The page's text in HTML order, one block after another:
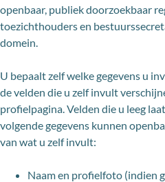
openbaar, publiek doorzoekbaar
toezichthouders en
domein.
U bepaalt zelf welke gegevens u
de velden die u zelf invult
profielpagina. Velden die u leeg
volgende gegevens kunnen
van wat u zelf invult:
Naam en profielfoto (indien